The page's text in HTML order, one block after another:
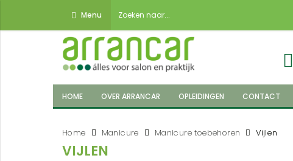
Menu
HOME OVER ARRANCAR OPLEIDINGEN CONTACT
Home Manicure Manicure toebehoren Vijlen
VIJLEN